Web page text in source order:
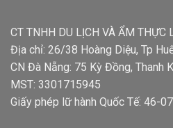
CT TNHH DU LỊCH VÀ ẨM THỰC
Địa chỉ: 26/38 Hoàng Diệu, Tp
CN Đà Nẵng: 75 Kỳ Đồng, Thanh
MST: 3301715945
Giấy phép lữ hành Quốc Tế: 46-